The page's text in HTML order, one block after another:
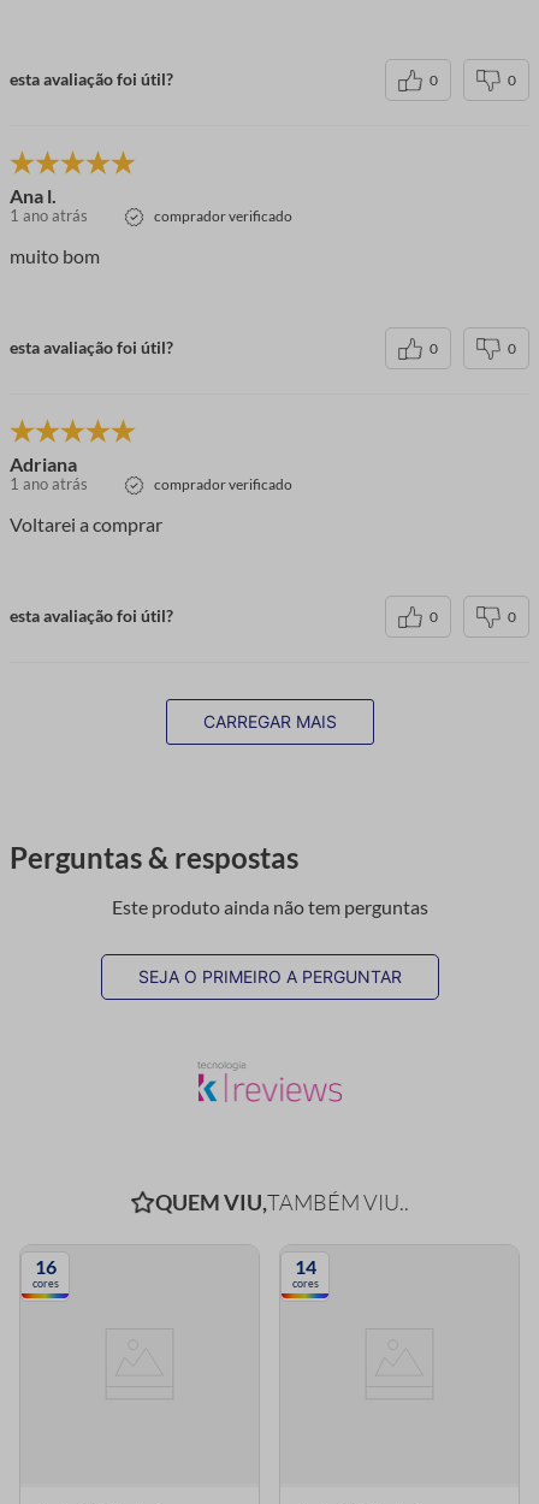
esta avaliação foi útil? 0 0
Ana l.
1 ano atrás comprador verificado
muito bom
esta avaliação foi útil? 0 0
Adriana
1 ano atrás comprador verificado
Voltarei a comprar
esta avaliação foi útil? 0 0
CARREGAR MAIS
Perguntas & respostas
Este produto ainda não tem perguntas
SEJA O PRIMEIRO A PERGUNTAR
QUEM VIU,TAMBÉM VIU..
16
cores
14
cores